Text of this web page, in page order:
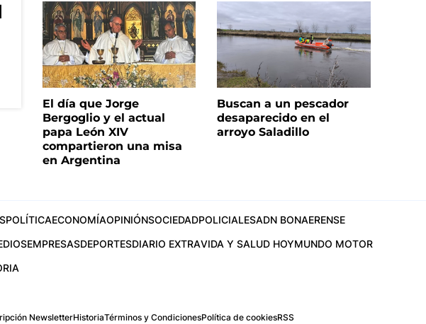
El día que Jorge
Bergoglio y el actual
papa León XIV
compartieron una misa
en Argentina
Buscan a un pescador
desaparecido en el
arroyo Saladillo
POLÍTICAECONOMÍAOPINIÓNSOCIEDADPOLICIALESADN BONAERENSE
EMPRESASDEPORTESDIARIO EXTRAVIDA Y SALUD HOYMUNDO MOTOR
NewsletterHistoriaTérminos y CondicionesPolítica de cookiesRSS